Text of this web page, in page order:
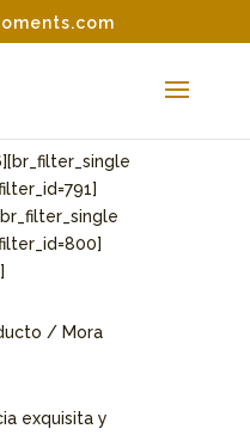
/ Mora
exquisita y